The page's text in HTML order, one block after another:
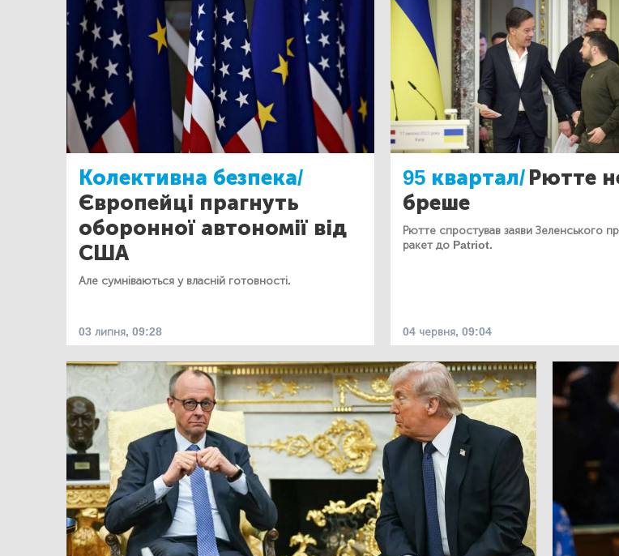
Колективна безпека/
Європейці прагнуть
оборонної автономії від
США
Але сумніваються у власній готовності.
03 липня, 09:28
95 квартал/Рютте
бреше
Рютте спростував заяви Зеленського
ракет до Patriot.
04 червня, 09:04